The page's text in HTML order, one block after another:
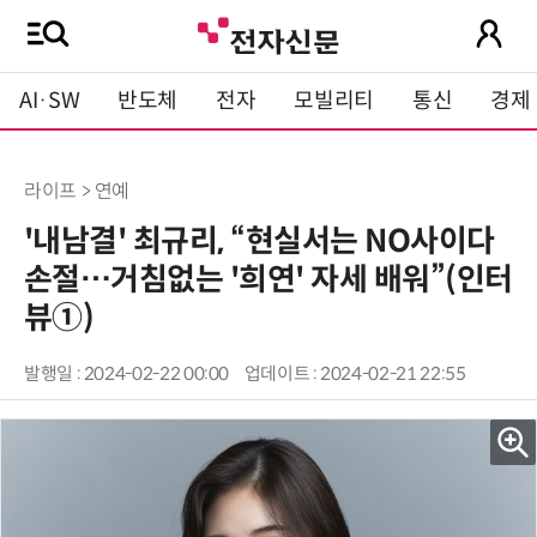
AI·SW 반도체 전자 모빌리티 통신 경제
라이프 > 연예
'내남결' 최규리, “현실서는 NO사이다
손절…거침없는 '희연' 자세 배워”(인터
뷰①)
발행일 : 2024-02-22 00:00 업데이트 : 2024-02-21 22:55